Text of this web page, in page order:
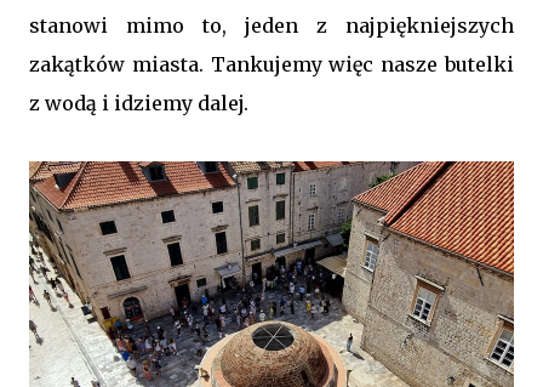
stanowi mimo to, jeden z najpiękniejszych
zakątków miasta. Tankujemy więc nasze butelki
z wodą i idziemy dalej.